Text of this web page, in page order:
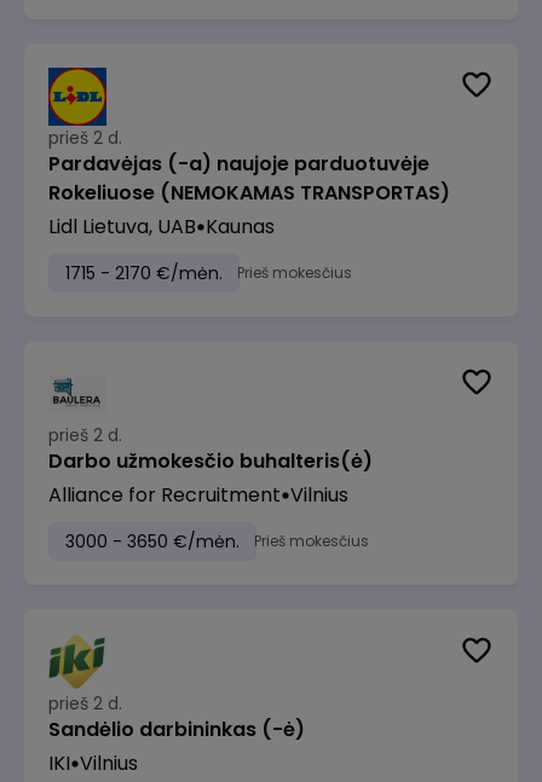
prieš 2 d.
Pardavėjas (-a) naujoje parduotuvėje
Rokeliuose (NEMOKAMAS TRANSPORTAS)
Lidl Lietuva, UAB Kaunas
1715 - 2170 €/mėn. Prieš mokesčius
prieš 2 d.
Darbo užmokesčio buhalteris(ė)
Alliance for Recruitment Vilnius
3000 - 3650 €/mėn. Prieš mokesčius
prieš 2 d.
Sandėlio darbininkas (-ė)
IKI Vilnius